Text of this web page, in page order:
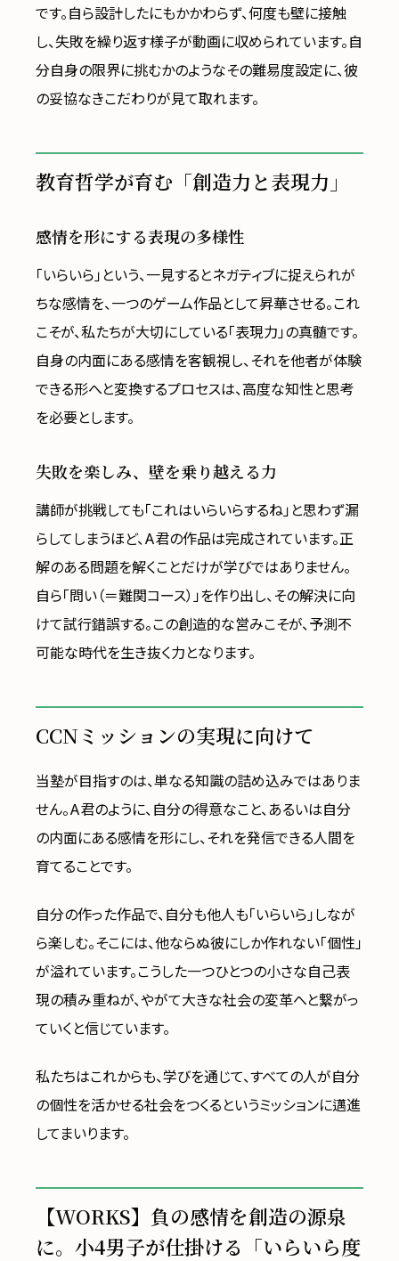
です。自ら設計したにもかかわらず、何度も壁に接触
し、失敗を繰り返す様子が動画に収められています。自
分自身の限界に挑むかのようなその難易度設定に、彼
の妥協なきこだわりが見て取れます。
教育哲学が育む「創造力と表現力」
感情を形にする表現の多様性
「いらいら」という、一見するとネガティブに捉えられが
ちな感情を、一つのゲーム作品として昇華させる。これ
こそが、私たちが大切にしている「表現力」の真髄です。
自身の内面にある感情を客観視し、それを他者が体験
できる形へと変換するプロセスは、高度な知性と思考
を必要とします。
失敗を楽しみ、壁を乗り越える力
講師が挑戦しても「これはいらいらするね」と思わず漏
らしてしまうほど、A君の作品は完成されています。正
解のある問題を解くことだけが学びではありません。
自ら「問い（＝難関コース）」を作り出し、その解決に向
けて試行錯誤する。この創造的な営みこそが、予測不
可能な時代を生き抜く力となります。
CCNミッションの実現に向けて
当塾が目指すのは、単なる知識の詰め込みではありま
せん。A君のように、自分の得意なこと、あるいは自分
の内面にある感情を形にし、それを発信できる人間を
育てることです。
自分の作った作品で、自分も他人も「いらいら」しなが
ら楽しむ。そこには、他ならぬ彼にしか作れない「個性」
が溢れています。こうした一つひとつの小さな自己表
現の積み重ねが、やがて大きな社会の変革へと繋がっ
ていくと信じています。
私たちはこれからも、学びを通じて、すべての人が自分
の個性を活かせる社会をつくるというミッションに邁進
してまいります。
【WORKS】負の感情を創造の源泉
に。小4男子が仕掛ける「いらいら度